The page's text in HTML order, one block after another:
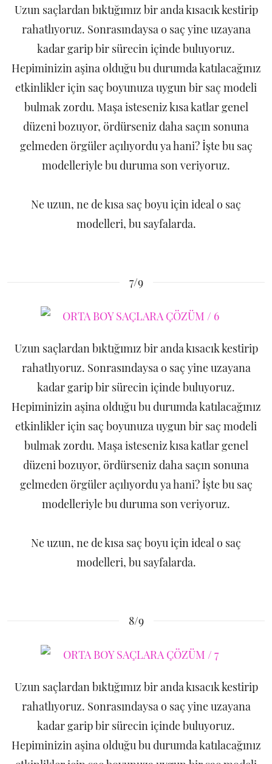
Uzun saçlardan bıktığımız bir anda kısacık kestirip
rahatlıyoruz. Sonrasındaysa o saç yine uzayana
kadar garip bir sürecin içinde buluyoruz.
Hepiminizin aşina olduğu bu durumda katılacağınız
etkinlikler için saç boyunuza uygun bir saç modeli
bulmak zordu. Maşa isteseniz kısa katlar genel
düzeni bozuyor, ördürseniz daha saçın sonuna
gelmeden örgüler açılıyordu ya hani? İşte bu saç
modelleriyle bu duruma son veriyoruz.
Ne uzun, ne de kısa saç boyu için ideal o saç
modelleri, bu sayfalarda.
7/9
Uzun saçlardan bıktığımız bir anda kısacık kestirip
rahatlıyoruz. Sonrasındaysa o saç yine uzayana
kadar garip bir sürecin içinde buluyoruz.
Hepiminizin aşina olduğu bu durumda katılacağınız
etkinlikler için saç boyunuza uygun bir saç modeli
bulmak zordu. Maşa isteseniz kısa katlar genel
düzeni bozuyor, ördürseniz daha saçın sonuna
gelmeden örgüler açılıyordu ya hani? İşte bu saç
modelleriyle bu duruma son veriyoruz.
Ne uzun, ne de kısa saç boyu için ideal o saç
modelleri, bu sayfalarda.
8/9
Uzun saçlardan bıktığımız bir anda kısacık kestirip
rahatlıyoruz. Sonrasındaysa o saç yine uzayana
kadar garip bir sürecin içinde buluyoruz.
Hepiminizin aşina olduğu bu durumda katılacağınız